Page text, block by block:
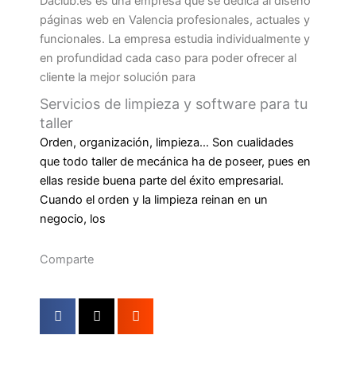
páginas web en Valencia profesionales, actuales y
funcionales. La empresa estudia individualmente y
en profundidad cada caso para poder ofrecer al
cliente la mejor solución para
Servicios de limpieza y software para tu
taller
Orden, organización, limpieza… Son cualidades
que todo taller de mecánica ha de poseer, pues en
ellas reside buena parte del éxito empresarial.
Cuando el orden y la limpieza reinan en un
negocio, los
Comparte